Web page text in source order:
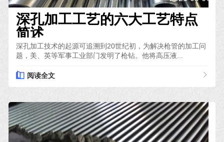
深孔加工工艺的六大工艺特点
简述
深孔加工技术的起源可追溯到20世纪初，为解决枪管的加工问
题，美、英等军事工业部门发明了枪钻。他将高压液...
阅读全文